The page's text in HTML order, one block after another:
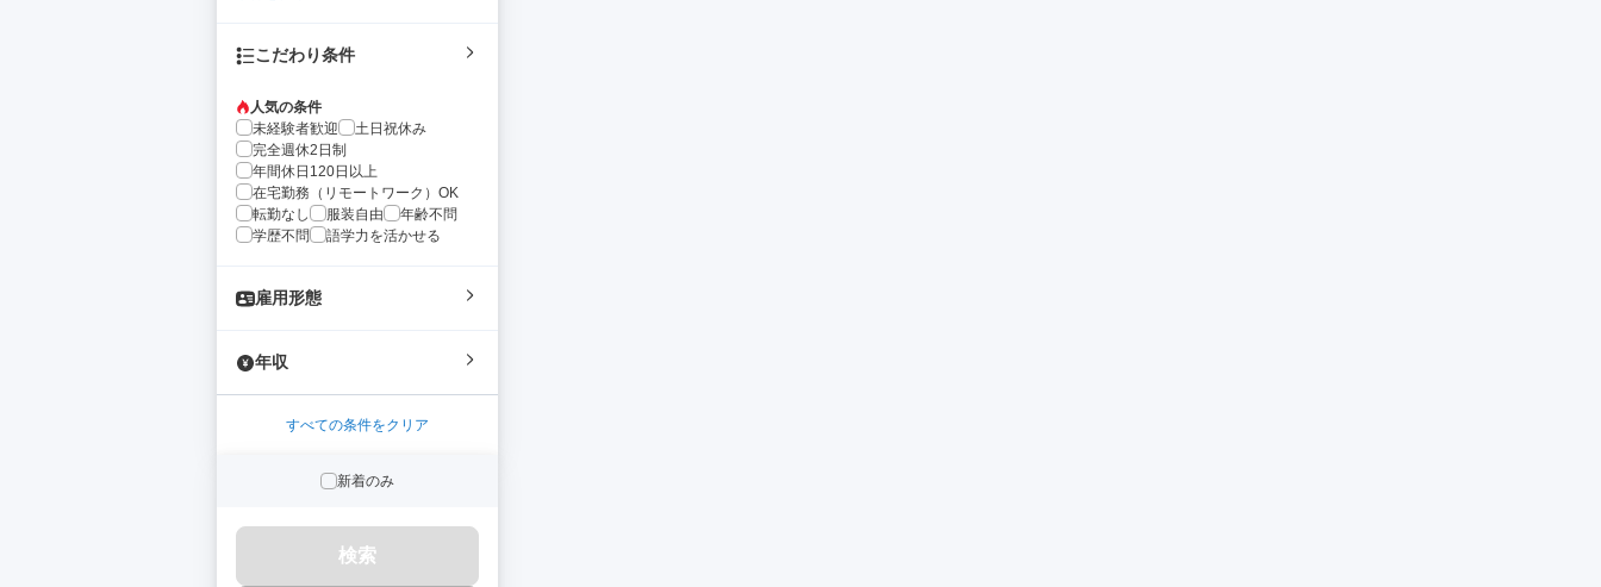
こだわり条件
人気の条件
未経験者歓迎
土日祝休み
完全週休2日制
年間休日120日以上
在宅勤務（リモートワーク）OK
転勤なし
服装自由
年齢不問
学歴不問
語学力を活かせる
雇用形態
年収
すべての条件をクリア
新着のみ
検索